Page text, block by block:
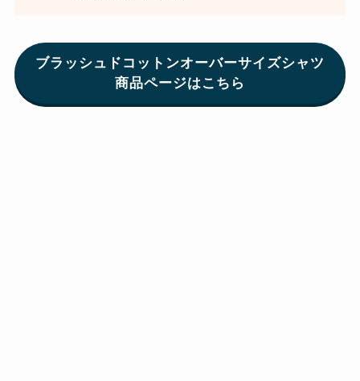
ブラッシュドコットンオーバーサイズシャツ
商品ページはこちら